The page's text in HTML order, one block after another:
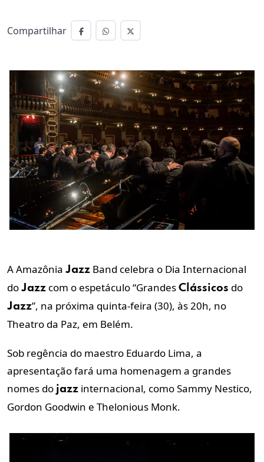
Compartilhar
A Amazônia Jazz Band celebra o Dia Internacional
do Jazz com o espetáculo “Grandes Clássicos do
Jazz”, na próxima quinta-feira (30), às 20h, no
Theatro da Paz, em Belém.
Sob regência do maestro Eduardo Lima, a
apresentação fará uma homenagem a grandes
nomes do jazz internacional, como Sammy Nestico,
Gordon Goodwin e Thelonious Monk.